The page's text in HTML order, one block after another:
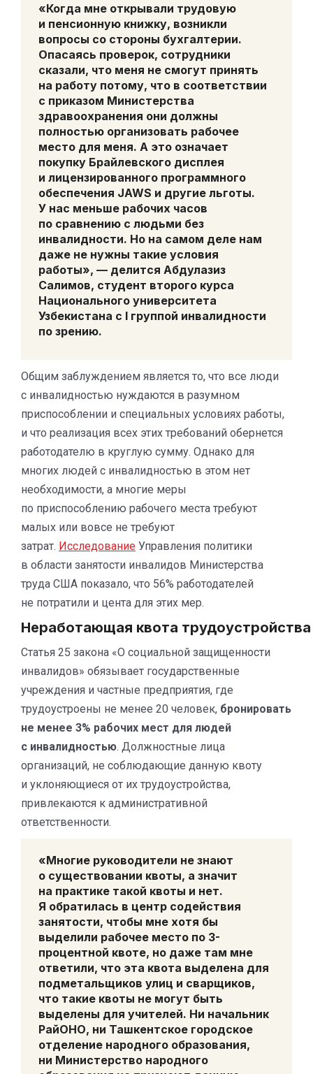
«Когда мне открывали трудовую
и пенсионную книжку, возникли
вопросы со стороны бухгалтерии.
Опасаясь проверок, сотрудники
сказали, что меня не смогут принять
на работу потому, что в соответствии
с приказом Министерства
здравоохранения они должны
полностью организовать рабочее
место для меня. А это означает
покупку Брайлевского дисплея
и лицензированного программного
обеспечения JAWS и другие льготы.
У нас меньше рабочих часов
по сравнению с людьми без
инвалидности. Но на самом деле нам
даже не нужны такие условия
работы», — делится Абдулазиз
Салимов, студент второго курса
Национального университета
Узбекистана с I группой инвалидности
по зрению.
Общим заблуждением является то, что все люди
с инвалидностью нуждаются в разумном
приспособлении и специальных условиях работы,
и что реализация всех этих требований обернется
работодателю в круглую сумму. Однако для
многих людей с инвалидностью в этом нет
необходимости, а многие меры
по приспособлению рабочего места требуют
малых или вовсе не требуют
затрат. Исследование Управления политики
в области занятости инвалидов Министерства
труда США показало, что 56% работодателей
не потратили и цента для этих мер.
Неработающая квота трудоустройства
Статья 25 закона «О социальной защищенности
инвалидов» обязывает государственные
учреждения и частные предприятия, где
трудоустроены не менее 20 человек, бронировать
не менее 3% рабочих мест для людей
с инвалидностью. Должностные лица
организаций, не соблюдающие данную квоту
и уклоняющиеся от их трудоустройства,
привлекаются к административной
ответственности.
«Многие руководители не знают
о существовании квоты, а значит
на практике такой квоты и нет.
Я обратилась в центр содействия
занятости, чтобы мне хотя бы
выделили рабочее место по 3-
процентной квоте, но даже там мне
ответили, что эта квота выделена для
подметальщиков улиц и сварщиков,
что такие квоты не могут быть
выделены для учителей. Ни начальник
РайОНО, ни Ташкентское городское
отделение народного образования,
ни Министерство народного